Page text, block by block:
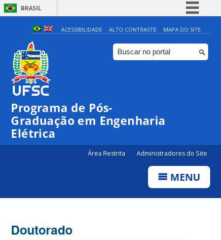
BRASIL
Simplifique!
Comunica BR
Participe
ACESSIBILIDADE ALTO CONTRASTE MAPA DO SITE
Programa de Pós-
Graduação em Engenharia
Elétrica
Área Restrita Administradores do Site
MENU
Doutorado